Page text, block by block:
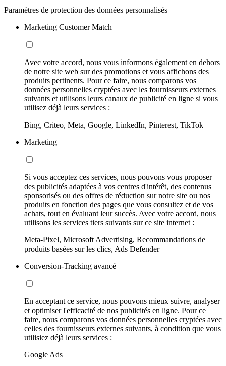
Paramètres de protection des données personnalisés
Marketing Customer Match
Avec votre accord, nous vous informons également en dehors
de notre site web sur des promotions et vous affichons des
produits pertinents. Pour ce faire, nous comparons vos
données personnelles cryptées avec les fournisseurs externes
suivants et utilisons leurs canaux de publicité en ligne si vous
utilisez déjà leurs services :
Bing, Criteo, Meta, Google, LinkedIn, Pinterest, TikTok
Marketing
Si vous acceptez ces services, nous pouvons vous proposer
des publicités adaptées à vos centres d'intérêt, des contenus
sponsorisés ou des offres de réduction sur notre site ou nos
produits en fonction des pages que vous consultez et de vos
achats, tout en évaluant leur succès. Avec votre accord, nous
utilisons les services tiers suivants sur ce site internet :
Meta-Pixel, Microsoft Advertising, Recommandations de
produits basées sur les clics, Ads Defender
Conversion-Tracking avancé
En acceptant ce service, nous pouvons mieux suivre, analyser
et optimiser l'efficacité de nos publicités en ligne. Pour ce
faire, nous comparons vos données personnelles cryptées avec
celles des fournisseurs externes suivants, à condition que vous
utilisiez déjà leurs services :
Google Ads